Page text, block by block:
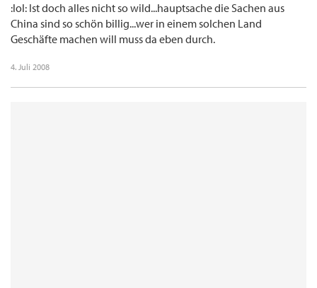
:lol: Ist doch alles nicht so wild...hauptsache die Sachen aus
China sind so schön billig...wer in einem solchen Land
Geschäfte machen will muss da eben durch.
4. Juli 2008